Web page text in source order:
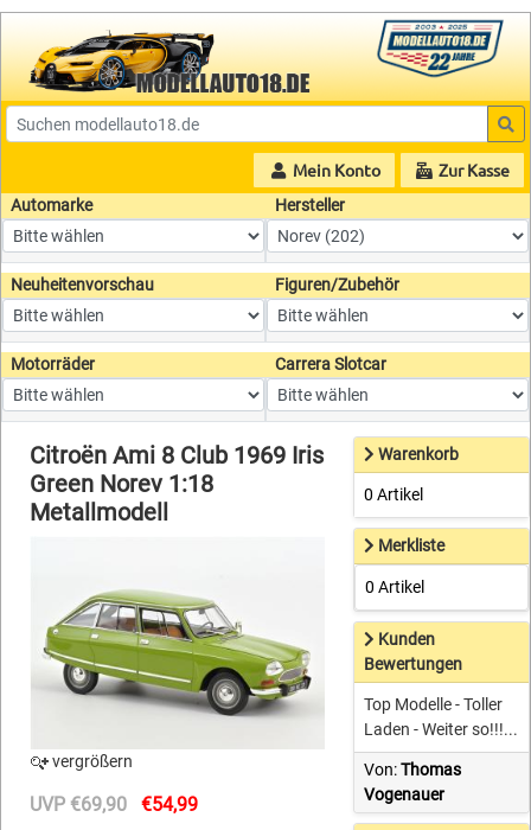
Mein Konto Zur Kasse
Automarke Hersteller
Neuheitenvorschau Figuren/Zubehör
Motorräder Carrera Slotcar
Citroën Ami 8 Club 1969 Iris
Green Norev 1:18
Metallmodell
vergrößern
UVP €69,90 €54,99
Warenkorb
0 Artikel
Merkliste
0 Artikel
Kunden
Bewertungen
Top Modelle - Toller
Laden - Weiter so!!!...
Von:Thomas
Vogenauer